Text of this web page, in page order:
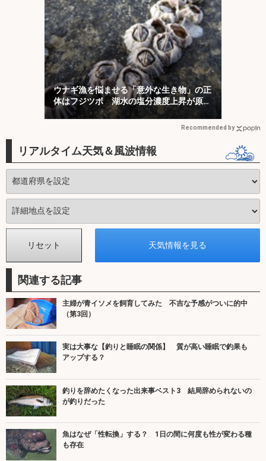
ウナギ漁を悩ませる「意外な生き物」の正
体はフジツボ 湖水の塩分濃度上昇が原因
か
Recommended by
リアルタイム天気＆風波情報
関連する記事
主婦が青イソメを飼育してみた 不吉な予感がついに的中
（第3回）
実は大事な【釣りと睡眠の関係】 質が高い睡眠で釣果も
アップする？
釣りを辞めたくなった出来事ベスト3 結局辞められないの
が釣りだった
魚はなぜ「性転換」する？ 1日の間に何度も性が変わる種
も存在